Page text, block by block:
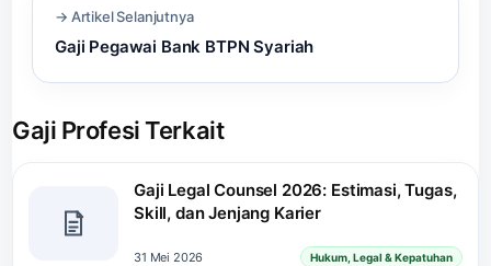
→ Artikel Selanjutnya
Gaji Pegawai Bank BTPN Syariah
Gaji Profesi Terkait
Gaji Legal Counsel 2026: Estimasi, Tugas,
Skill, dan Jenjang Karier
31 Mei 2026 Hukum, Legal & Kepatuhan